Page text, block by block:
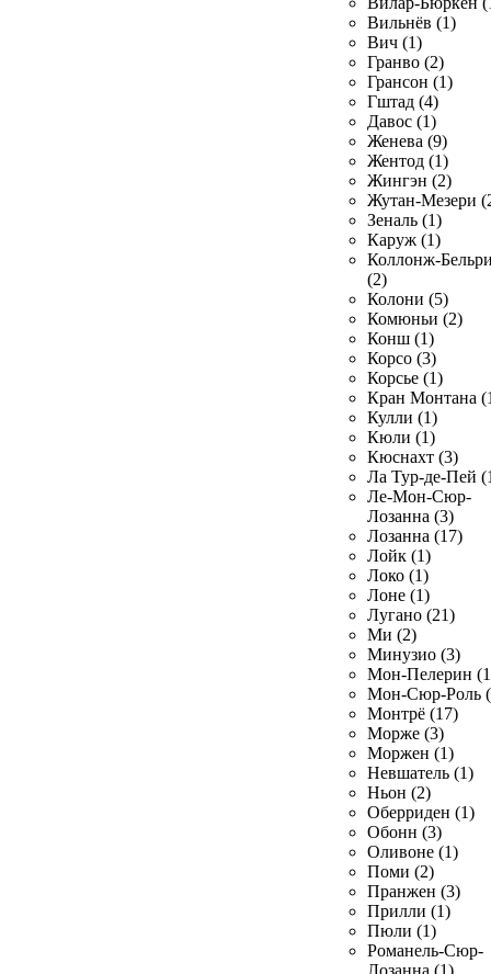
Вильнёв (1)
Вич (1)
Гранво (2)
Грансон (1)
Гштад (4)
Давос (1)
Женева (9)
Жентод (1)
Жингэн (2)
Жутан-Мезери
Зеналь (1)
Каруж (1)
Коллонж-
(2)
Колони (5)
Комюньи (2)
Конш (1)
Корсо (3)
Корсье (1)
Кран Монтана
Кулли (1)
Кюли (1)
Кюснахт (3)
Ла Тур-де-Пей
Ле-Мон-Сюр-
Лозанна (3)
Лозанна (17)
Лойк (1)
Локо (1)
Лоне (1)
Лугано (21)
Ми (2)
Минузио (3)
Мон-Пелерин
Мон-Сюр-Роль
Монтрё (17)
Морже (3)
Моржен (1)
Невшатель (1)
Ньон (2)
Оберриден (1)
Обонн (3)
Оливоне (1)
Поми (2)
Пранжен (3)
Прилли (1)
Пюли (1)
Романель-Сюр-
Лозанна (1)